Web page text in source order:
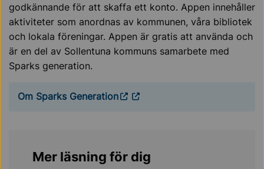
godkännande för att skaffa ett konto. Appen innehåller
aktiviteter som anordnas av kommunen, våra bibliotek
och lokala föreningar. Appen är gratis att använda och
är en del av Sollentuna kommuns samarbete med
Sparks generation.
Om Sparks Generation
Mer läsning för dig